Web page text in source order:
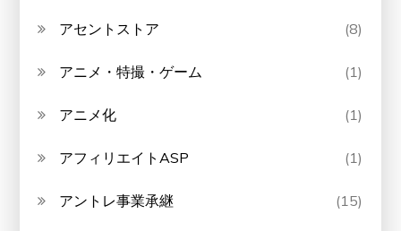
アセントストア (8)
アニメ・特撮・ゲーム (1)
アニメ化 (1)
アフィリエイトASP (1)
アントレ事業承継 (15)